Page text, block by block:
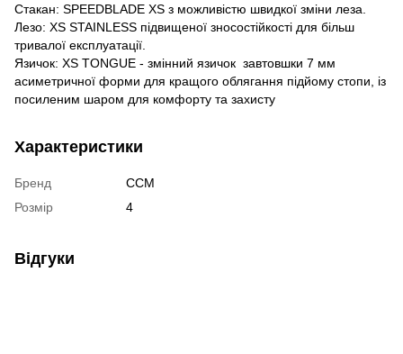
Стакан: SPEEDBLADE XS з можливістю швидкої зміни леза.
Лезо: XS STAINLESS підвищеної зносостійкості для більш
тривалої експлуатації.
Язичок: XS TONGUE - змінний язичок завтовшки 7 мм
асиметричної форми для кращого облягання підйому стопи, із
посиленим шаром для комфорту та захисту
Характеристики
Бренд
CCM
Розмір
4
Відгуки